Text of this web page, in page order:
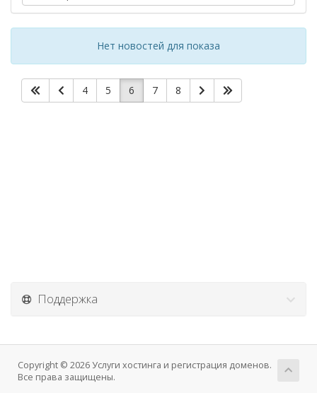
Нет новостей для показа
4 5 6 7 8
Поддержка
Copyright © 2026 Услуги хостинга и регистрация доменов.
Все права защищены.